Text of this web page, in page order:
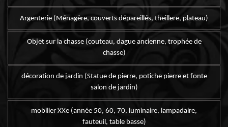
Argenterie (Ménagère, couverts dépareillés, theillere, plateau)
Objet sur la chasse (couteau, dague ancienne, trophée de
chasse)
décoration de jardin (Statue de pierre, potiche pierre et fonte
salon de jardin)
mobilier XXe (année 50, 60, 70, luminaire, lampadaire,
fauteuil, table basse)